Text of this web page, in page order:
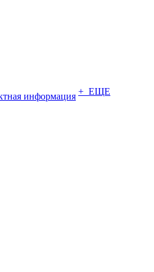
информация + ЕЩЕ